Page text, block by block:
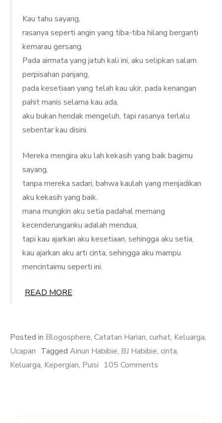
Kau tahu sayang,
rasanya seperti angin yang tiba-tiba hilang berganti
kemarau gersang.
Pada airmata yang jatuh kali ini, aku selipkan salam
perpisahan panjang,
pada kesetiaan yang telah kau ukir, pada kenangan
pahit manis selama kau ada,
aku bukan hendak mengeluh, tapi rasanya terlalu
sebentar kau disini.
Mereka mengira aku lah kekasih yang baik bagimu
sayang,
tanpa mereka sadari, bahwa kaulah yang menjadikan
aku kekasih yang baik.
mana mungkin aku setia padahal memang
kecenderunganku adalah mendua,
tapi kau ajarkan aku kesetiaan, sehingga aku setia,
kau ajarkan aku arti cinta, sehingga aku mampu
mencintaimu seperti ini.
READ MORE
Posted in Blogosphere, Catatan Harian, curhat, Keluarga,
Ucapan Tagged Ainun Habibie, BJ Habibie, cinta,
Keluarga, Kepergian, Puisi 105 Comments